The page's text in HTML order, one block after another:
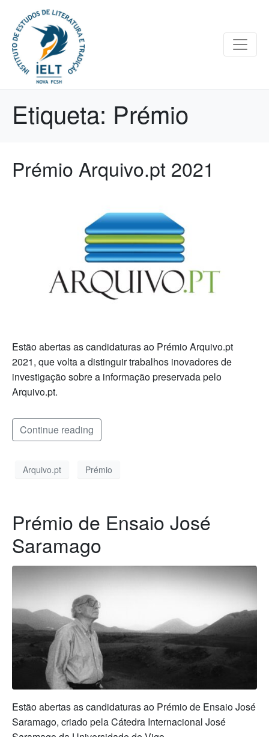
Etiqueta: Prémio
Prémio Arquivo.pt 2021
Estão abertas as candidaturas ao Prémio Arquivo.pt
2021, que volta a distinguir trabalhos inovadores de
investigação sobre a informação preservada pelo
Arquivo.pt.
Continue reading
Arquivo.pt Prémio
Prémio de Ensaio José
Saramago
Estão abertas as candidaturas ao Prémio de Ensaio José
Saramago, criado pela Cátedra Internacional José